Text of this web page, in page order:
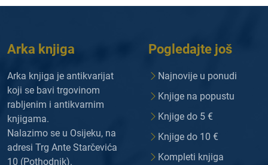
Arka knjiga
Arka knjiga je antikvarijat
koji se bavi trgovinom
rabljenim i antikvarnim
knjigama.
Nalazimo se u Osijeku, na
adresi Trg Ante Starčevića
10 (Pothodnik).
Pogledajte još
Najnovije u ponudi
Knjige na popustu
Knjige do 5 €
Knjige do 10 €
Kompleti knjiga